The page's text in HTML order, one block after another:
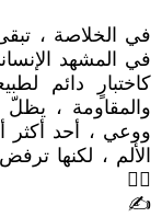
في الخلاصة ،
في المشهد
كاختبارٍ دائم
والمقاومة ،
ووعي ، أحد أكثر
الألم ، لكنها
🙋‍♂
✍